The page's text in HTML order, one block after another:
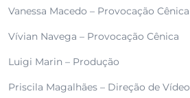
Vanessa Macedo – Provocação Cênica
Vívian Navega – Provocação Cênica
Luigi Marin – Produção
Priscila Magalhães – Direção de Vídeo